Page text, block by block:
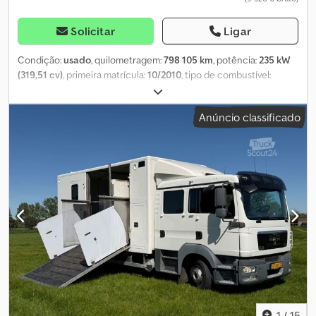
Solicitar Ligar
Condição:usado, quilometragem:798 105 km, potência:235 kW
(319,51 cv), primeira matrícula:10/2010, tipo de combustível:
, tipo de engrenagem:
classe de emissão:Euro 5, cor:cinzento, travões:retardador, Ano
ABS, aquecedor estacionário, ar
Autocarro Man A21 Lion's City, de primeira mão, veículo alemão, 41
lugares sentados/39 lugares em pé, ar condicionado, transmissão
automática, norma EEV. Dkodpfx Apjxgakto Hjr Aceitamos trocas.
Wulmstorfer Str. 70, DE-21629 Neu Wulmstorf Preço líquido: 8.000
€ Convidamo-lo a verificar pessoalmente o estado visual e
técnico no local. Apoiamo-lo no processo de exportação,
fornecendo os seguintes documentos: certificado original de
dados para homologação no país de destino, declaração do
fornecedor e elaboração dos documentos de exportação, bem
como placas de identificação alfandegárias, se necessário. -Uma
visita e um test drive podem ser agendados a qualquer momento,
inclusive aos fins de semana, mediante consulta telefónica!
Anúncio classificado